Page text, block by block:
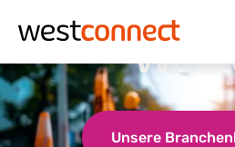
Hauptnavigation
Inhalt
Unsere